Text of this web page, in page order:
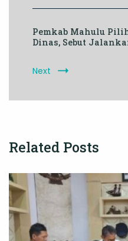
Pemkab Mahulu
Dinas, Sebut
Next
Related Posts